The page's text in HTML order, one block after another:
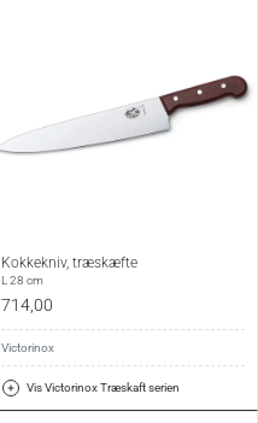
Kokkekniv, træskæfte
L 28 cm
714,00
Victorinox
Vis Victorinox Træskaft serien